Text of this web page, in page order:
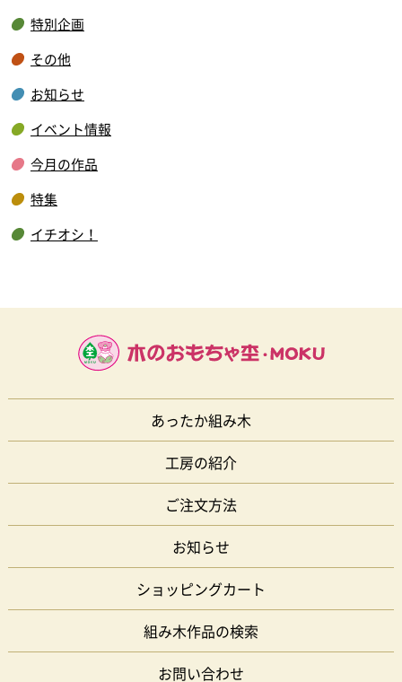
特別企画
その他
お知らせ
イベント情報
今月の作品
特集
イチオシ！
あったか組み木
工房の紹介
ご注文方法
お知らせ
ショッピングカート
組み木作品の検索
お問い合わせ